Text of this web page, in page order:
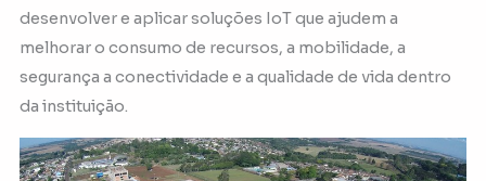
desenvolver e aplicar soluções IoT que ajudem a
melhorar o consumo de recursos, a mobilidade, a
segurança a conectividade e a qualidade de vida dentro
da instituição.